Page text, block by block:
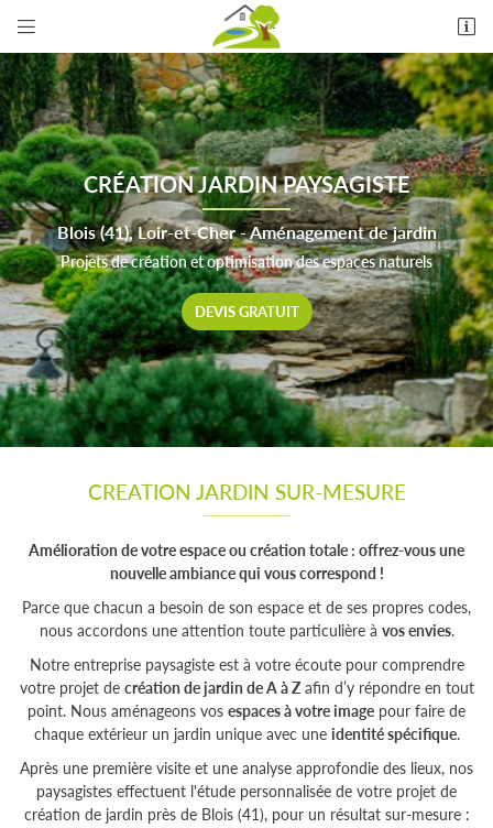
 
41120 CANDÉ SUR BEUVRON
06 18 92 21 10
 Adresse email de réception
En cochant cette case, vous consentez à recevoir nos propositions commerciales à
l'adresse email indiqué ci-dessus. Vous pouvez vous désinscrire à tout moment en utilisant
le formulaire de désinscription.
CRÉATION JARDIN PAYSAGISTE
Blois (41), Loir-et-Cher - Aménagement de jardin
Projets de création et optimisation des espaces naturels
DEVIS GRATUIT
CREATION JARDIN SUR-MESURE
Amélioration de votre espace ou création totale : offrez-vous une
nouvelle ambiance qui vous correspond !
Parce que chacun a besoin de son espace et de ses propres codes,
nous accordons une attention toute particulière à vos envies.
Notre entreprise paysagiste est à votre écoute pour comprendre
votre projet de création de jardin de A à Zafin d’y répondre en tout
point. Nous aménageons vos espaces à votre image pour faire de
chaque extérieur un jardin unique avec une identité spécifique.
Après une première visite et une analyse approfondie des lieux, nos
paysagistes effectuent l'étude personnalisée de votre projet de
création de jardin près de Blois (41), pour un résultat sur-mesure :